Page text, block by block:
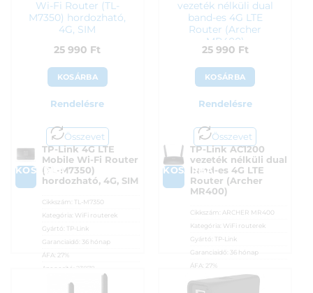
Wi-Fi Router (TL-
M7350) hordozható,
4G, SIM
25 990 Ft
KOSÁRBA
Rendelésre
Összevet
KOSÁRBA
TP-Link 4G LTE
Mobile Wi-Fi Router
(TL-M7350)
hordozható, 4G, SIM
Cikkszám:
TL-M7350
Kategória: WiFi routerek
Gyártó:
TP-Link
Garanciaidő:
36 hónap
ÁFA:
27%
Azonosító:
23878
vezeték nélküli dual
band-es 4G LTE
Router (Archer
MR400)
25 990 Ft
KOSÁRBA
Rendelésre
Összevet
KOSÁRBA
TP-Link AC1200
vezeték nélküli dual
band-es 4G LTE
Router (Archer
MR400)
Cikkszám: ARCHER MR400
Kategória: WiFi routerek
Gyártó:
TP-Link
Garanciaidő:
36 hónap
ÁFA:
27%
Azonosító:30718